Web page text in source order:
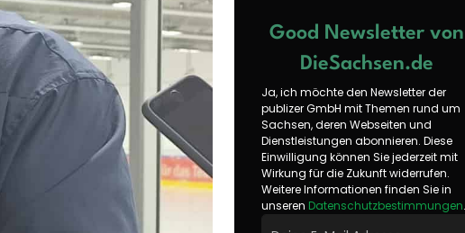
Good Newsletter von
DieSachsen.de
Ja, ich möchte den Newsletter der
publizer GmbH mit Themen rund um
Sachsen, deren Webseiten und
Dienstleistungen abonnieren. Diese
Einwilligung können Sie jederzeit mit
Wirkung für die Zukunft widerrufen.
Weitere Informationen finden Sie in
unseren Datenschutzbestimmungen.